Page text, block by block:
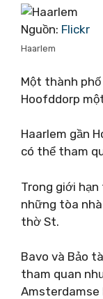
Nguồn: Flickr
Haarlem
Một thành
Hoofddorp
Haarlem gần
có thể tham
Trong giới
những tòa
thờ St.
Bavo và Bảo
tham quan
Amsterdamse